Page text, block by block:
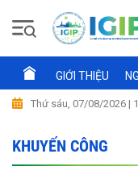
GIỚI THIỆU
Thứ sáu, 07/08/2026 |
KHUYẾN CÔNG